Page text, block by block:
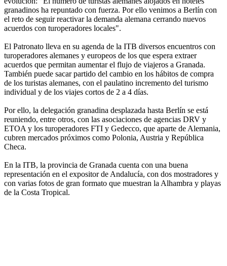
granadinos ha repuntado con fuerza. Por ello venimos a Berlín con
el reto de seguir reactivar la demanda alemana cerrando nuevos
acuerdos con turoperadores locales".
El Patronato lleva en su agenda de la ITB diversos encuentros con
turoperadores alemanes y europeos de los que espera extraer
acuerdos que permitan aumentar el flujo de viajeros a Granada.
También puede sacar partido del cambio en los hábitos de compra
de los turistas alemanes, con el paulatino incremento del turismo
individual y de los viajes cortos de 2 a 4 días.
Por ello, la delegación granadina desplazada hasta Berlín se está
reuniendo, entre otros, con las asociaciones de agencias DRV y
ETOA y los turoperadores FTI y Gedecco, que aparte de Alemania,
cubren mercados próximos como Polonia, Austria y República
Checa.
En la ITB, la provincia de Granada cuenta con una buena
representación en el expositor de Andalucía, con dos mostradores y
con varias fotos de gran formato que muestran la Alhambra y playas
de la Costa Tropical.